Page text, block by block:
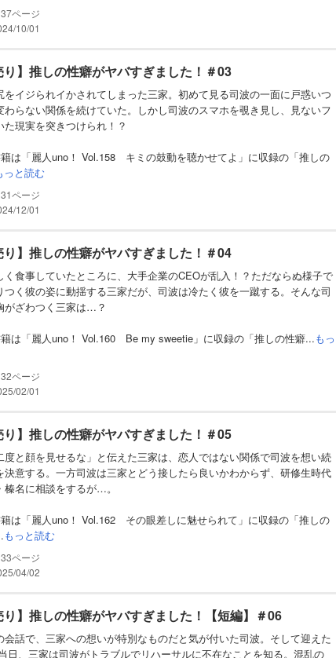
37
10/01
り】推しの性癖がヤバすぎました！＃03
をイジられイかされてしまった三家。初めて見る司波の一面に戸惑いつ
わらない関係を続けていた。しかし司波のスマホを覗き見し、見ないフ
た現実を突きつけられ！？
は「麗人uno！ Vol.158 キミの鼓動を聴かせてよ」に収録の「推しの
っと読む
31
12/01
り】推しの性癖がヤバすぎました！＃04
く食事していたところに、大手企業のCEOが乱入！？ただならぬ様子で
つく彼の姿に動揺する三家だが、司波は冷たく彼を一蹴する。そんな司
がざわつく三家は…？
は「麗人uno！ Vol.160 Be my sweetie」に収録の「推しの性癖...もっ
32
02/01
り】推しの性癖がヤバすぎました！＃05
度と顔を見せるな」と伝えた三家は、恋人ではない関係で司波を想い続
決意する。一方司波は三家とどう接したら良いかわからず、研修生時代
榛名に相談をするが…。
は「麗人uno！ Vol.162 その眼差しに魅せられて」に収録の「推しの
もっと読む
33
04/02
り】推しの性癖がヤバすぎました！【短編】＃06
会話で、三家への想いが特別なものだと気が付いた司波。そして迎えた
日、三家は司波がトラブルでリハーサルに不在なことを知る。混乱の